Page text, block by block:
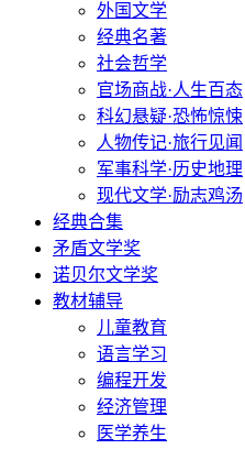
外国文学
经典名著
社会哲学
官场商战·人生百态
科幻悬疑·恐怖惊悚
人物传记·旅行见闻
军事科学·历史地理
现代文学·励志鸡汤
经典合集
矛盾文学奖
诺贝尔文学奖
教材辅导
儿童教育
语言学习
编程开发
经济管理
医学养生